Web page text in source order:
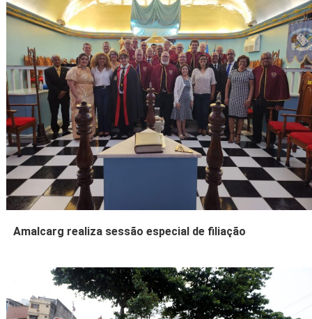
Amalcarg realiza sessão especial de filiação